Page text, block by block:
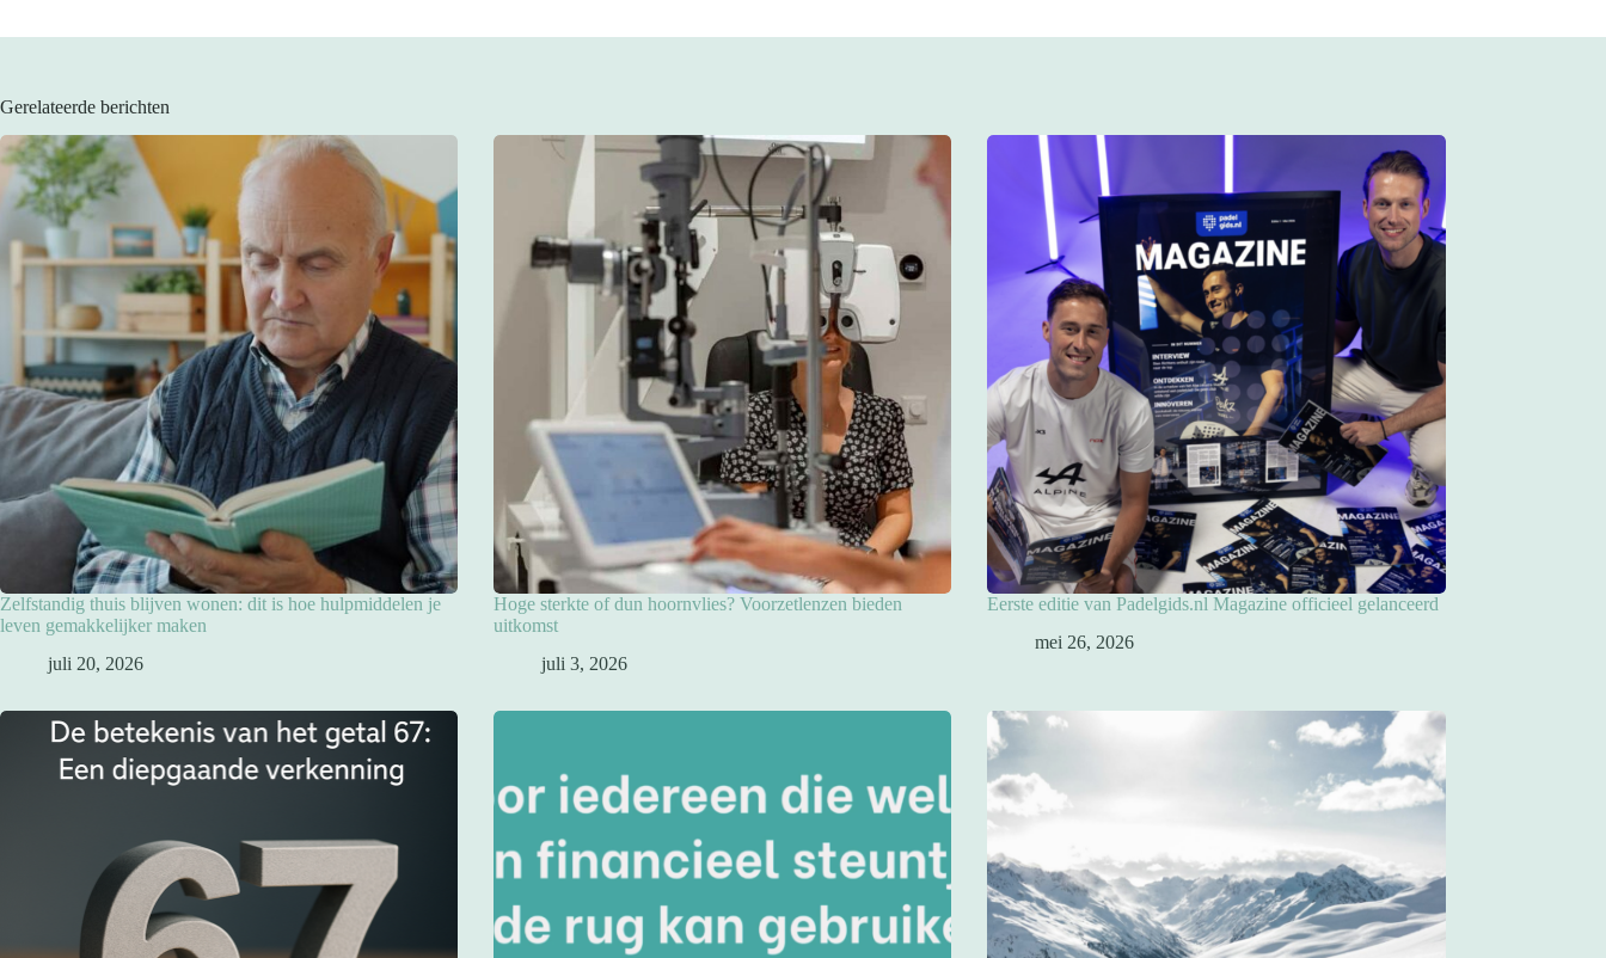
Gerelateerde berichten
Zelfstandig thuis blijven wonen: dit is hoe hulpmiddelen je
leven gemakkelijker maken
juli 20, 2026
Hoge sterkte of dun hoornvlies? Voorzetlenzen bieden
uitkomst
juli 3, 2026
Eerste editie van Padelgids.nl Magazine officieel gelanceerd
mei 26, 2026